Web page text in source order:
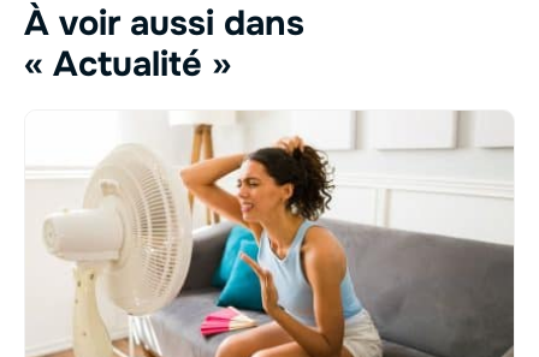
À voir aussi dans
« Actualité »